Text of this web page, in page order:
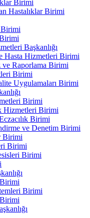
Birimi
Hastalıklar Birimi
Birimi
Başkanlığı
Hasta Hizmetleri Birimi
Raporlama Birimi
Birimi
Uygulamaları Birimi
Birimi
Hizmetleri Birimi
Birimi
ve Denetim Birimi
Birimi
Birimi
Birimi
Birimi